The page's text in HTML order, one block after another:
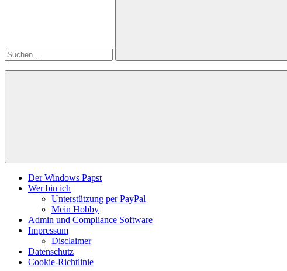
Suchen
Der Windows Papst
Wer bin ich
Unterstützung per PayPal
Mein Hobby
Admin und Compliance Software
Impressum
Disclaimer
Datenschutz
Cookie-Richtlinie